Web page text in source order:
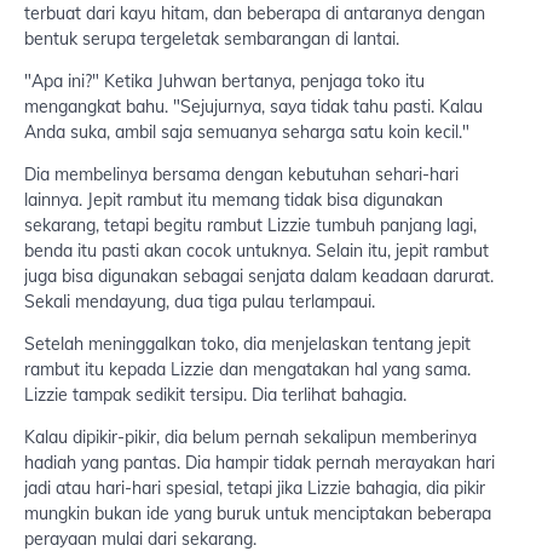
terbuat dari kayu hitam, dan beberapa di antaranya dengan
bentuk serupa tergeletak sembarangan di lantai.
"Apa ini?" Ketika Juhwan bertanya, penjaga toko itu
mengangkat bahu. "Sejujurnya, saya tidak tahu pasti. Kalau
Anda suka, ambil saja semuanya seharga satu koin kecil."
Dia membelinya bersama dengan kebutuhan sehari-hari
lainnya. Jepit rambut itu memang tidak bisa digunakan
sekarang, tetapi begitu rambut Lizzie tumbuh panjang lagi,
benda itu pasti akan cocok untuknya. Selain itu, jepit rambut
juga bisa digunakan sebagai senjata dalam keadaan darurat.
Sekali mendayung, dua tiga pulau terlampaui.
Setelah meninggalkan toko, dia menjelaskan tentang jepit
rambut itu kepada Lizzie dan mengatakan hal yang sama.
Lizzie tampak sedikit tersipu. Dia terlihat bahagia.
Kalau dipikir-pikir, dia belum pernah sekalipun memberinya
hadiah yang pantas. Dia hampir tidak pernah merayakan hari
jadi atau hari-hari spesial, tetapi jika Lizzie bahagia, dia pikir
mungkin bukan ide yang buruk untuk menciptakan beberapa
perayaan mulai dari sekarang.